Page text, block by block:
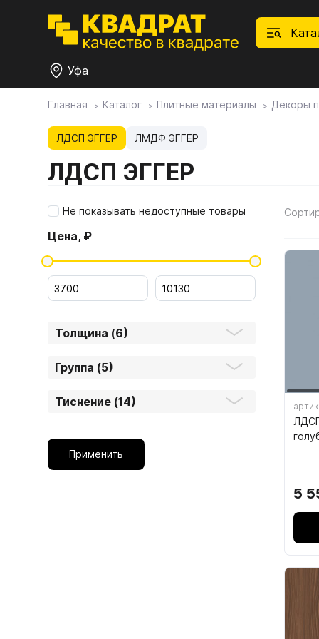
Уфа
Плитные материалы
Фурнитура
1.1.
4.1.
4.2.
4.4.
Столешницы
Мой ЭГГЕР
Главная Каталог Плитные материалы Декоры
ЛДСП ЭГГЕР ЛМДФ ЭГГЕР
ЛДСП ЭГГЕР
Не показывать недоступные товары
Цена, ₽
Толщина (6)
Группа (5)
Тиснение (14)
Применить
5